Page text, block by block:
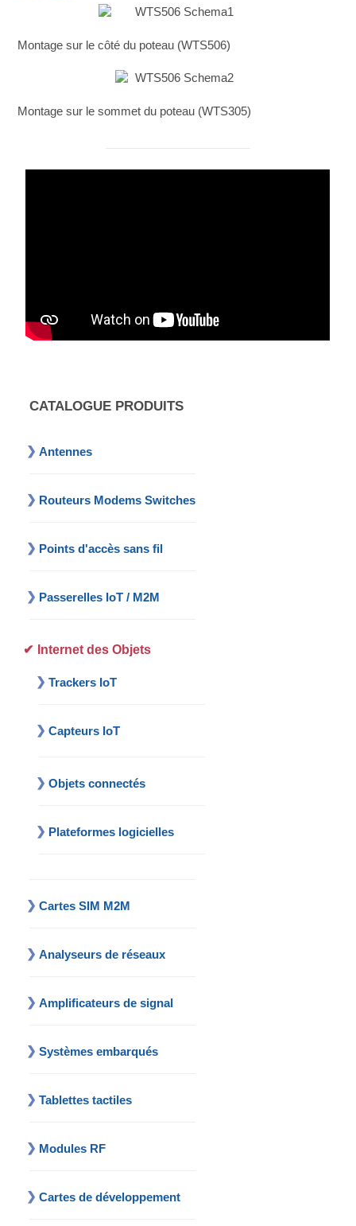
Montage sur le côté du poteau (WTS506)
Montage sur le sommet du poteau (WTS305)
CATALOGUE PRODUITS
Antennes
Routeurs Modems Switches
Points d'accès sans fil
Passerelles IoT / M2M
Internet des Objets
Trackers IoT
Capteurs IoT
Objets connectés
Plateformes logicielles
Cartes SIM M2M
Analyseurs de réseaux
Amplificateurs de signal
Systèmes embarqués
Tablettes tactiles
Modules RF
Cartes de développement